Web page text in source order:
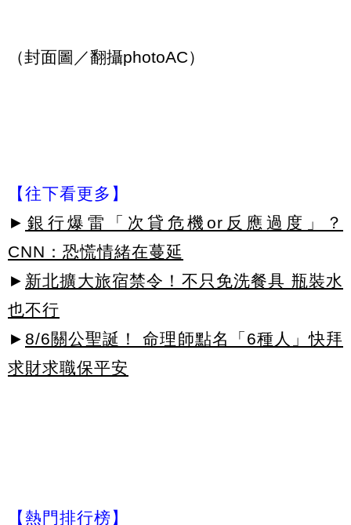
（封面圖／翻攝photoAC）
【往下看更多】
► 銀行爆雷「次貸危機or反應過度」？
CNN：恐慌情緒在蔓延
► 新北擴大旅宿禁令！不只免洗餐具 瓶裝水
也不行
► 8/6關公聖誕！ 命理師點名「6種人」快拜
求財求職保平安
【熱門排行榜】